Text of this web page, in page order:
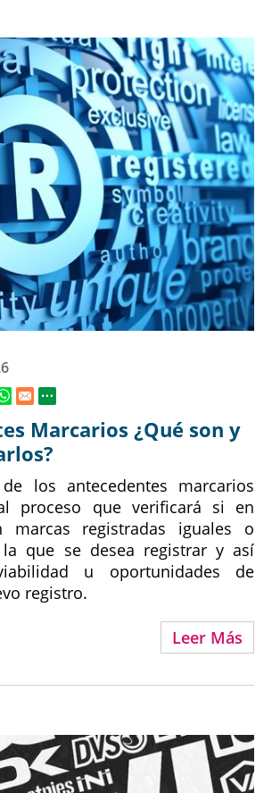
Marcarios ¿Qué son y
los antecedentes marcarios
proceso que verificará si en
marcas registradas iguales o
la que se desea registrar y así
u oportunidades de
registro.
Leer Más